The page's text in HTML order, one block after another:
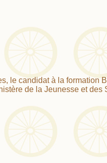
le candidat à la
de la Jeunesse et